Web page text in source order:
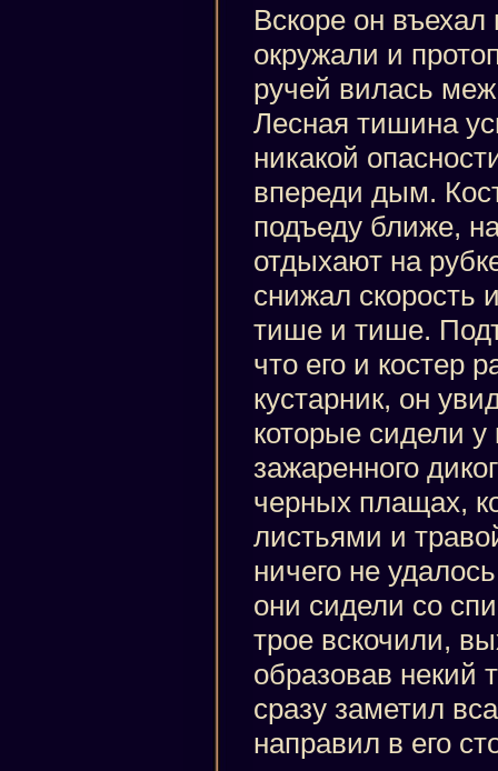
Вскоре он
окружали и
ручей вилась
Лесная тишина
никакой
впереди дым.
подъеду ближе,
отдыхают на
снижал скорость
тише и тише.
что его и костер
кустарник, он
которые сидели у
зажаренного
черных плащах,
листьями и
ничего не
они сидели со
трое вскочили,
образовав некий
сразу заметил
направил в его